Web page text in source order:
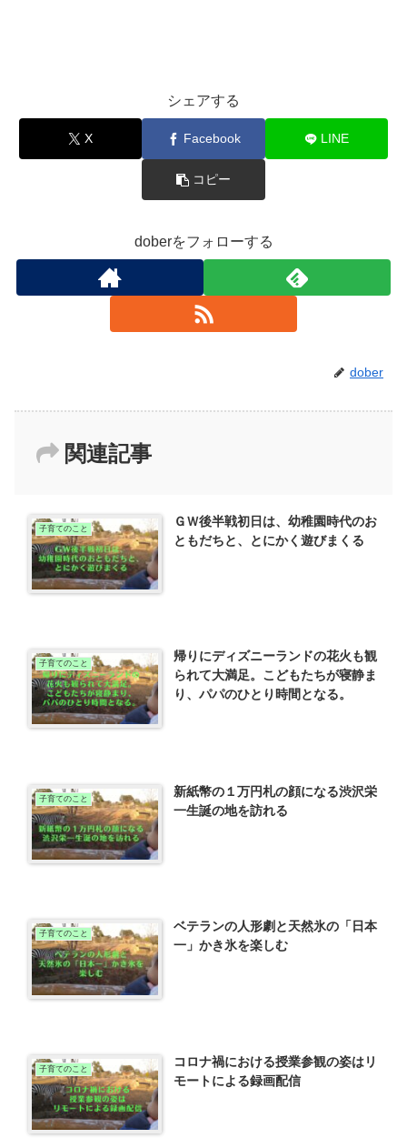
シェアする
X Facebook LINE
コピー
doberをフォローする
dober
関連記事
子育てのこと
ＧＷ後半戦初日は、幼稚園時代のお
ともだちと、とにかく遊びまくる
子育てのこと
帰りにディズニーランドの花火も観
られて大満足。こどもたちが寝静ま
り、パパのひとり時間となる。
子育てのこと
新紙幣の１万円札の顔になる渋沢栄
一生誕の地を訪れる
子育てのこと
ベテランの人形劇と天然氷の「日本
一」かき氷を楽しむ
子育てのこと
コロナ禍における授業参観の姿はリ
モートによる録画配信